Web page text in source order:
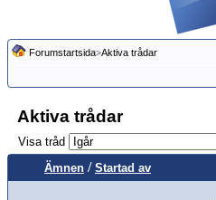
Forumstartsida>Aktiva trådar
Aktiva trådar
Visa tråd
Ämnen / Startad av